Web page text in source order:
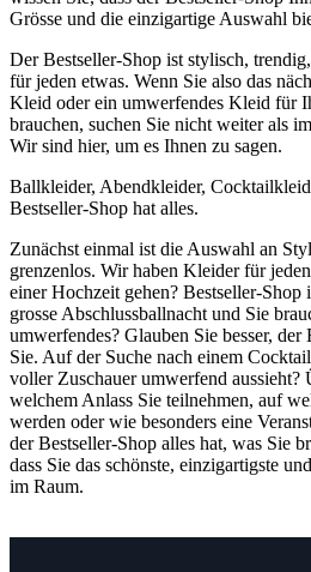
Grösse und die einzigartige Auswahl
Der Bestseller-Shop ist stylisch,
für jeden etwas. Wenn Sie also das
Kleid oder ein umwerfendes Kleid für
brauchen, suchen Sie nicht weiter als
Wir sind hier, um es Ihnen zu sagen.
Ballkleider, Abendkleider,
Bestseller-Shop hat alles.
Zunächst einmal ist die Auswahl an
grenzenlos. Wir haben Kleider für
einer Hochzeit gehen? Bestseller-Shop
grosse Abschlussballnacht und Sie
umwerfendes? Glauben Sie besser,
Sie. Auf der Suche nach einem
voller Zuschauer umwerfend aussieht?
welchem Anlass Sie teilnehmen, auf
werden oder wie besonders eine
der Bestseller-Shop alles hat, was Sie
dass Sie das schönste, einzigartigste
im Raum.